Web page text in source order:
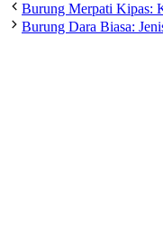
Burung Merpati Kipas:
Burung Dara Biasa: